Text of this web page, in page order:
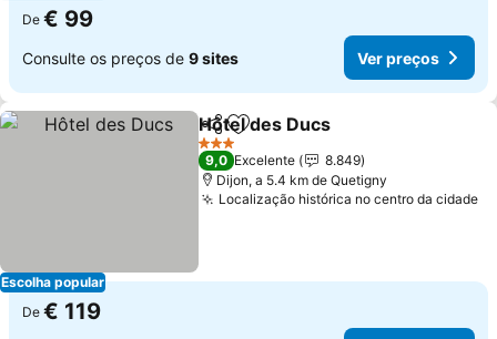
De € 99
Consulte os preços de 9 sites Ver preços
Escolha popular
PartilharAdicionar aos favoritos
Hôtel des Ducs
3 Estrelas
9,0 Excelente
8.849
Dijon, a 5.4 km de Quetigny
Localização histórica no centro da cidade
De € 119